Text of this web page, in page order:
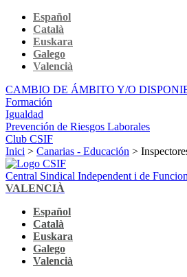
Español
Català
Euskara
Galego
Valencià
CAMBIO DE ÁMBITO Y/O
Formación
Igualdad
Prevención de Riesgos Laborales
Club CSIF
Inici > Canarias - Educación >
Central Sindical Independent i de
VALENCIÀ
Español
Català
Euskara
Galego
Valencià